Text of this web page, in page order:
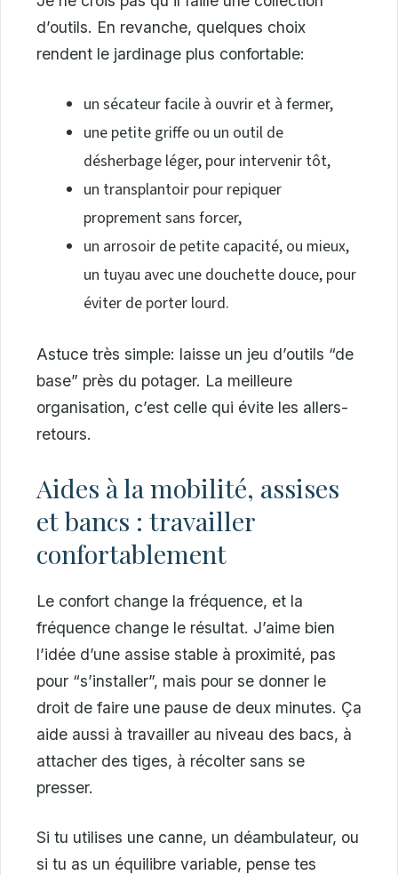
d’outils. En revanche, quelques choix
rendent le jardinage plus confortable:
un sécateur facile à ouvrir et à fermer,
une petite griffe ou un outil de
désherbage léger, pour intervenir tôt,
un transplantoir pour repiquer
proprement sans forcer,
un arrosoir de petite capacité, ou mieux,
un tuyau avec une douchette douce, pour
éviter de porter lourd.
Astuce très simple: laisse un jeu d’outils “de
base” près du potager. La meilleure
organisation, c’est celle qui évite les allers-
retours.
Aides à la mobilité, assises
et bancs : travailler
confortablement
Le confort change la fréquence, et la
fréquence change le résultat. J’aime bien
l’idée d’une assise stable à proximité, pas
pour “s’installer”, mais pour se donner le
droit de faire une pause de deux minutes. Ça
aide aussi à travailler au niveau des bacs, à
attacher des tiges, à récolter sans se
presser.
Si tu utilises une canne, un déambulateur, ou
si tu as un équilibre variable, pense tes